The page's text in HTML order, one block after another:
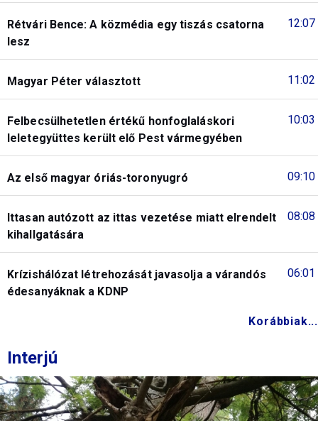
12:07
Rétvári Bence: A közmédia egy tiszás csatorna
lesz
11:02
Magyar Péter választott
10:03
Felbecsülhetetlen értékű honfoglaláskori
leletegyüttes került elő Pest vármegyében
09:10
Az első magyar óriás-toronyugró
08:08
Ittasan autózott az ittas vezetése miatt elrendelt
kihallgatására
06:01
Krízishálózat létrehozását javasolja a várandós
édesanyáknak a KDNP
Korábbiak...
Interjú